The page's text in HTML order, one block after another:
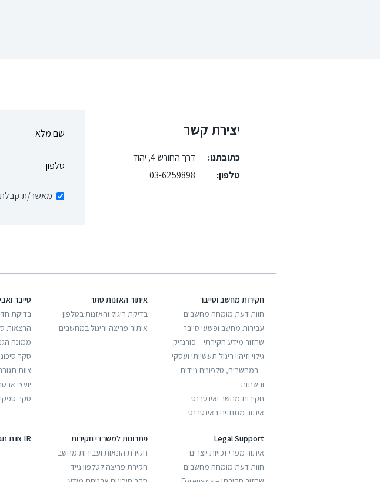
יצירת קשר
כתובתנו:
דרך החורש 4, יהוד
טלפון:
03-6259898
מאשר/ת קבלת
חקירות מחשב וסייבר
חוות דעת מומחה מחשבים
עבירות מחשב ופשעי סייבר
שחזור מידע חקירתי – פורנזיק
גילוי וזיהוי ריגול תעשייתי ועסקי
– במחשבים, טלפונים ניידים
ורשתות
חקירות מחשב ואינטרנט
איתור מתחזים באינטרנט
איתור האזנות סתר
בדיקת ריגול והאזנות בטלפון
איתור פריצה וריגול במחשבים
סייבר
בדיקת
הרצאות
ממונה
סקר
צוות
יועצי
סקר
Legal Support
איתור מפרי זכויות יוצרים
חוות דעת מומחה מחשבים
פתרונות למשרדי חקירות
חקירת הונאות ועבירות מחשב
חקירת פריצה לטלפון נייד
IR צוות תגובה לאירועי סייבר